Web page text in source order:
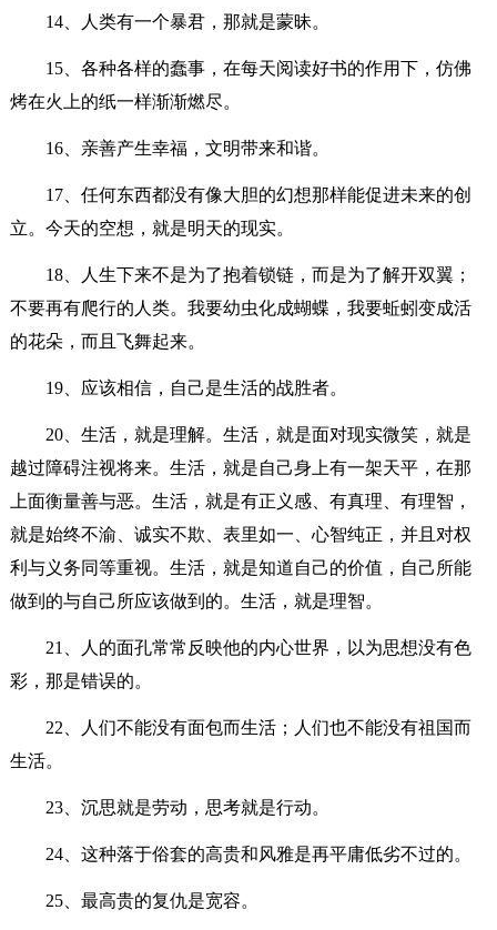
14、人类有一个暴君，那就是蒙昧。
15、各种各样的蠢事，在每天阅读好书的作用下，仿佛
烤在火上的纸一样渐渐燃尽。
16、亲善产生幸福，文明带来和谐。
17、任何东西都没有像大胆的幻想那样能促进未来的创
立。今天的空想，就是明天的现实。
18、人生下来不是为了抱着锁链，而是为了解开双翼；
不要再有爬行的人类。我要幼虫化成蝴蝶，我要蚯蚓变成活
的花朵，而且飞舞起来。
19、应该相信，自己是生活的战胜者。
20、生活，就是理解。生活，就是面对现实微笑，就是
越过障碍注视将来。生活，就是自己身上有一架天平，在那
上面衡量善与恶。生活，就是有正义感、有真理、有理智，
就是始终不渝、诚实不欺、表里如一、心智纯正，并且对权
利与义务同等重视。生活，就是知道自己的价值，自己所能
做到的与自己所应该做到的。生活，就是理智。
21、人的面孔常常反映他的内心世界，以为思想没有色
彩，那是错误的。
22、人们不能没有面包而生活；人们也不能没有祖国而
生活。
23、沉思就是劳动，思考就是行动。
24、这种落于俗套的高贵和风雅是再平庸低劣不过的。
25、最高贵的复仇是宽容。